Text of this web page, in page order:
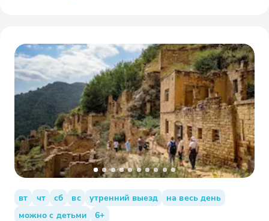
вт чт сб вс утренний выезд
на весь день
можно с детьми
6+